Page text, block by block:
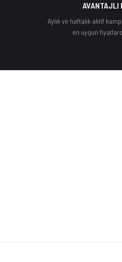
AVANTAJLI
Aylık ve haftalık aktif
en uygun